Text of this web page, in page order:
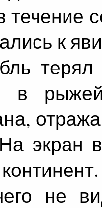
течение
к
в
экран
не